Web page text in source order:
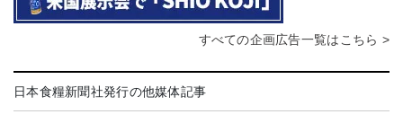
すべての企画広告一覧はこちら >
日本食糧新聞社発行の他媒体記事